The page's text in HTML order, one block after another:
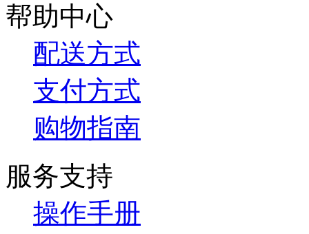
帮助中心
配送方式
支付方式
购物指南
服务支持
操作手册